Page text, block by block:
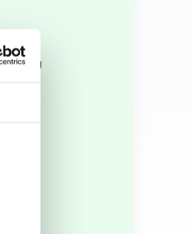
og
alle